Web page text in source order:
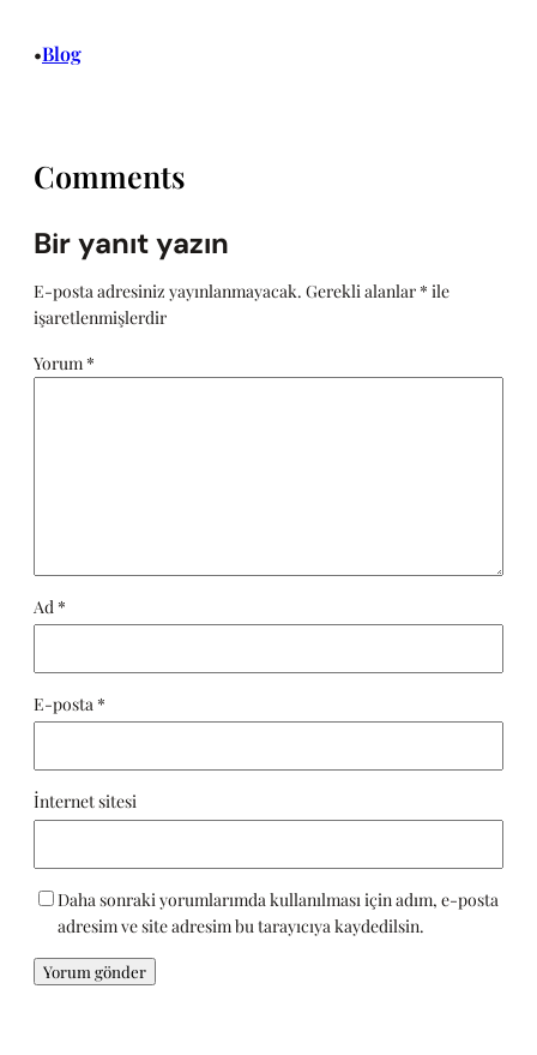
•Blog
Comments
Bir yanıt yazın
E-posta adresiniz yayınlanmayacak. Gerekli alanlar * ile
işaretlenmişlerdir
Yorum *
Ad *
E-posta *
İnternet sitesi
Daha sonraki yorumlarımda kullanılması için adım, e-posta
adresim ve site adresim bu tarayıcıya kaydedilsin.